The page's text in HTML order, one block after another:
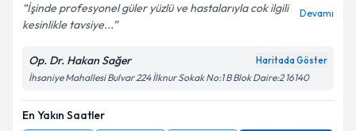
İşinde profesyonel güler yüzlü ve hastalarıyla cok ilgili
kesinlikle tavsiye...
Devamı
Op. Dr. Hakan Sağer Haritada Göster
İhsaniye Mahallesi Bulvar 224 İlknur Sokak No:1 B Blok Daire:2 16140
En Yakın Saatler